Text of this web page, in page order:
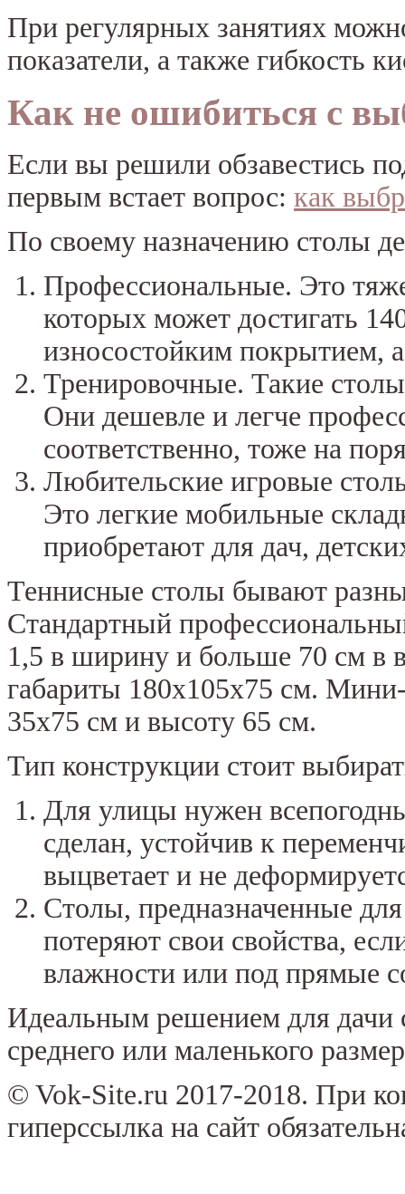
При регулярных занятиях
показатели, а также гибкость
Как не ошибиться с
Если вы решили обзавестись
первым встает вопрос: как
По своему назначению столы
Профессиональные. Это
которых может достигать
износостойким покрытием,
Тренировочные. Такие
Они дешевле и легче
соответственно, тоже на
Любительские игровые
Это легкие мобильные
приобретают для дач,
Теннисные столы бывают
Стандартный
1,5 в ширину и больше 70 см в
габариты 180х105х75 см.
35х75 см и высоту 65 см.
Тип конструкции стоит
Для улицы нужен
сделан, устойчив к
выцветает и не
Столы, предназначенные
потеряют свои свойства,
влажности или под прямые
Идеальным решением для дачи
среднего или маленького
© Vok-Site.ru 2017-2018. При
гиперссылка на сайт